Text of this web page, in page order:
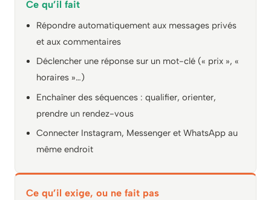
Ce qu’il fait
Répondre automatiquement aux messages privés
et aux commentaires
Déclencher une réponse sur un mot-clé (« prix », «
horaires »…)
Enchaîner des séquences : qualifier, orienter,
prendre un rendez-vous
Connecter Instagram, Messenger et WhatsApp au
même endroit
Ce qu’il exige, ou ne fait pas